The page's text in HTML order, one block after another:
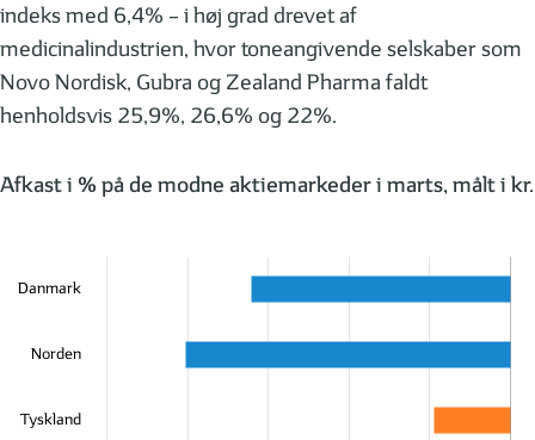
indeks med 6,4% – i høj grad drevet af
medicinalindustrien, hvor toneangivende selskaber som
Novo Nordisk, Gubra og Zealand Pharma faldt
henholdsvis 25,9%, 26,6% og 22%.
Afkast i % på de modne aktiemarkeder i marts, målt i kr.
Danmark
Norden
Tyskland